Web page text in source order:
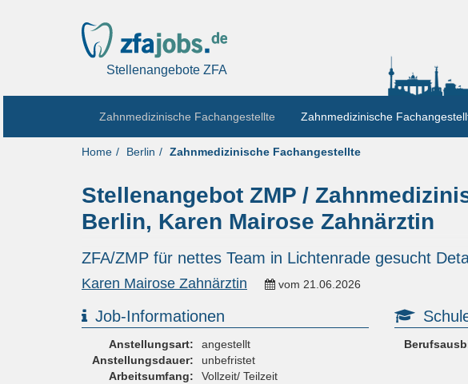
Stellenangebote ZFA
Zahnmedizinische Fachangestellte Zahnmedizinische
Home Berlin Zahnmedizinische Fachangestellte
Stellenangebot ZMP /
Berlin, Karen Mairose Zahnärztin
ZFA/ZMP für nettes Team in Lichtenrade gesucht
Karen Mairose Zahnärztin vom 21.06.2026
Job-Informationen
Anstellungsart:
angestellt
Anstellungsdauer:
unbefristet
Arbeitsumfang:
Vollzeit/ Teilzeit